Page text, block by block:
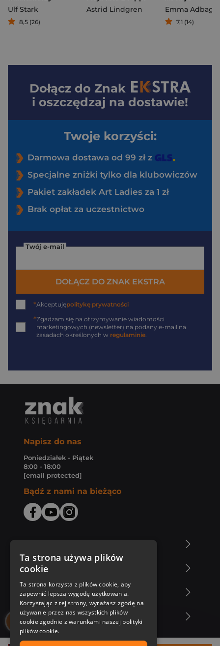
Ulf Stark
8,5 (26)
Astrid Lindgren
Emma Adbage
7,1 (14)
Dołącz do Znak
i oszczędzaj na dostawie!
Twoje korzyści:
Darmowa dostawa od 99 zł z
Specjalne zniżki tylko dla klubowiczów
Pakiet zakładek Art Ladies za 1 zł
Brak opłat za uczestnictwo
Twój e-mail
DOŁĄCZ DO ZNAK EKSTRA
*Akceptujępolitykę prywatności
*Zgadzam się na otrzymywanie wiadomości
marketingowych (newsletter) na podany e-mail na
zasadach określonych w regulaminie
Napisz do nas
Poniedziałek - Piątek
8:00 - 18:00
[email protected]
Bądź z nami na bieżąco
Zakupy u nas
Nasza oferta
Nasi autorzy
Ta strona używa plików
cookie
Ta strona korzysta z plików cookie, aby
zapewnić lepszą wygodę użytkowania.
Korzystając z tej strony, wyrażasz zgodę na
używanie przez nas wszystkich plików
cookie zgodnie z warunkami naszej polityki
plików cookie.